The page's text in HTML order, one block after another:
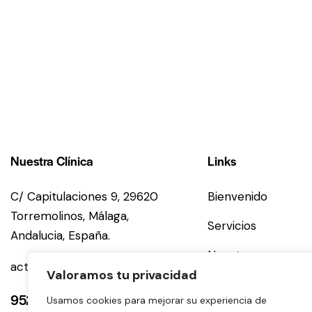
Valoramos tu privacidad
Usamos cookies para mejorar su experiencia de
Nuestra Clínica
C/ Capitulaciones 9, 29620
Torremolinos, Málaga,
Andalucia, España.
activaneuro@gmail.com
952054594
Links
Bienvenido
Servicios
Nosotros